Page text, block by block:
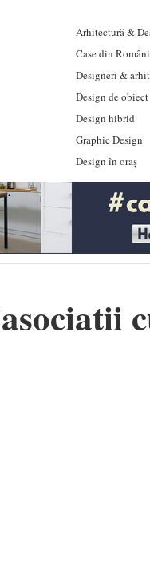
Arhitectură &
Case din
Designeri &
Design de obiect
Design hibrid
Graphic Design
Design în oraș
asociatii